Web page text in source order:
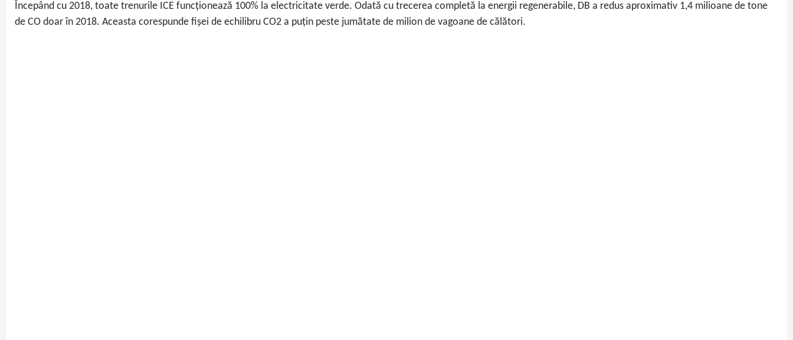
Începând cu 2018, toate trenurile ICE funcționează 100% la electricitate verde. Odată cu trecerea completă la energii regenerabile, DB a redus aproximativ 1,4 milioane de tone
de CO doar în 2018. Aceasta corespunde fișei de echilibru CO2 a puțin peste jumătate de milion de vagoane de călători.